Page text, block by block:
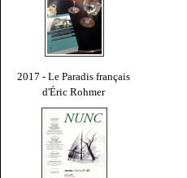
2017 - Le Paradis français
d'Éric Rohmer